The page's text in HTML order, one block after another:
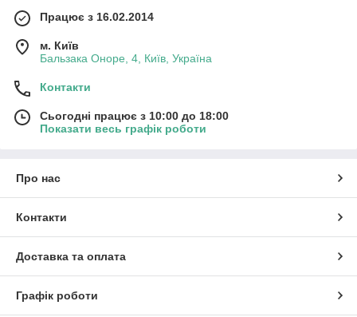
Працює з 16.02.2014
м. Київ
Бальзака Оноре, 4, Київ, Україна
Контакти
Сьогодні працює з 10:00 до 18:00
Показати весь графік роботи
Про нас
Контакти
Доставка та оплата
Графік роботи